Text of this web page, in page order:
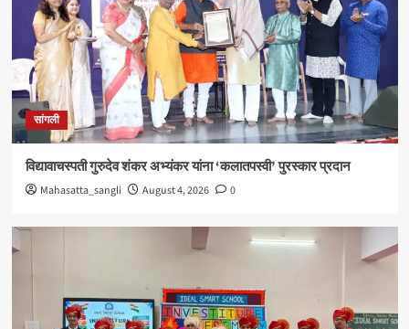
सांगली
विद्यावाचस्पती गुरुदेव शंकर अभ्यंकर यांना ‘कलातपस्वी’ पुरस्कार प्रदान
Mahasatta_sangli August 4, 2026 0